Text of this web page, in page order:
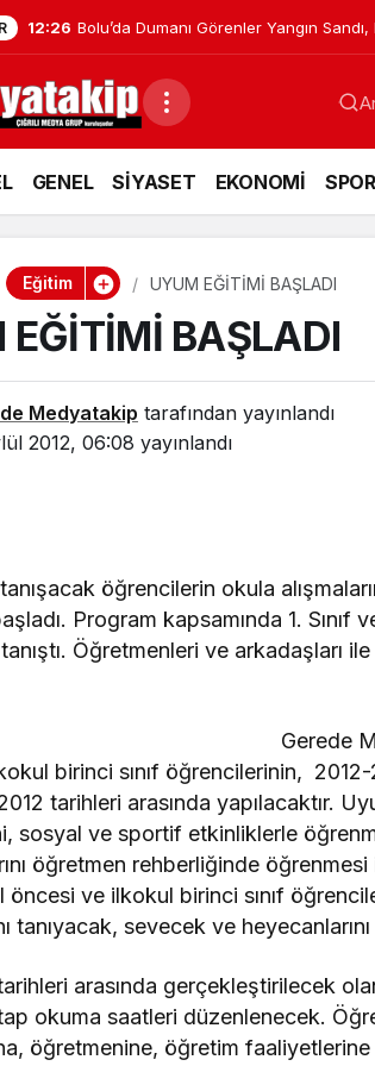
12:26 Bolu’da Dumanı Görenler Yangın
GENEL SİYASET EKONOMİ SPOR
Eğitim UYUM EĞİTİMİ BAŞLADI
EĞİTİMİ BAŞLADI
Medyatakip tarafından yayınlandı
2012, 06:08 yayınlandı
öğrencilerin okula
Program kapsamında 1.
Öğretmenleri ve arkadaşları
Gerede
birinci sınıf öğrencilerinin,
tarihleri arasında yapılacaktır.
sosyal ve sportif etkinliklerle
öğretmen rehberliğinde
ve ilkokul birinci sınıf
tanıyacak, sevecek ve
arasında gerçekleştirilecek
okuma saatleri düzenlenecek.
öğretmenine, öğretim
Güncel
Bolu’da Dumanı